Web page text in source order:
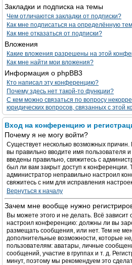
Закладки и подписка на темы
Чем отличаются закладки от подписки?
Как мне подписаться на определённую
Как мне отказаться от подписки?
Вложения
Какие вложения разрешены на этой
Как мне найти мои вложения?
Информация о phpBB3
Кто написал эту конференцию?
Почему здесь нет такой-то функции?
С кем можно связаться по вопросу
юридических вопросов, связанных с этой
Вход на конференцию и
Почему я не могу войти?
Существует несколько возможных причин.
вы правильно вводите имя пользователя
введены правильно, свяжитесь с
был ли вам закрыт доступ к конференции.
администратор неправильно настроил
свяжитесь с ним для исправления
Вернуться к началу
Зачем мне вообще нужно
Вы можете этого и не делать. Всё зависит
настроил конференцию: должны ли вы
размещать сообщения, или нет. Тем не
дополнительные возможности, которые
пользователям: аватары, личные
сообщений, участие в группах и т. д.
минут, поэтому мы рекомендуем это